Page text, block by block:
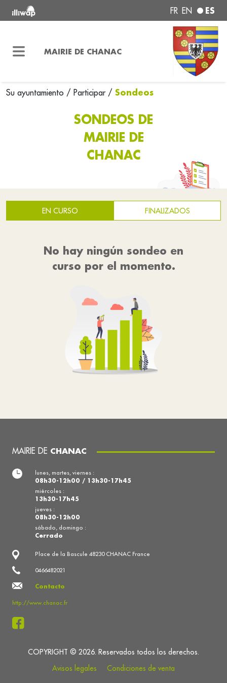
FR EN ES
MAIRIE DE CHANAC
Su ayuntamiento / Participar/ Sondeos
SONDEOS DE
MAIRIE DE
CHANAC
EN CURSO FINALIZADOS
No hay ningún sondeo en
curso por el momento.
MAIRIE DE CHANAC
Place de la Bascule 48230 CHANAC France
0466482021
Contacto
http://www.chanac.fr
lunes, martes, viernes :
08h30-12h00 / 13h30-17h45
miércoles :
13h30-17h45
jueves :
08h30-12h00
sábado, domingo :
Cerrado
COPYRIGHT © 2026. Reservados todos los derechos.
Avisos legales
Condiciones de venta